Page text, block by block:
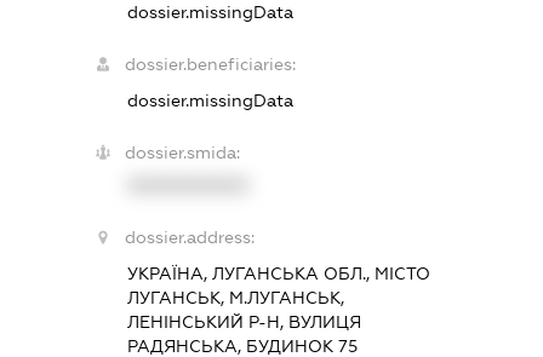
dossier.missingData
dossier.beneficiaries:
dossier.missingData
dossier.smida:
dossier.address:
УКРАЇНА, ЛУГАНСЬКА ОБЛ., МІСТО
ЛУГАНСЬК, М.ЛУГАНСЬК,
ЛЕНІНСЬКИЙ Р-Н, ВУЛИЦЯ
РАДЯНСЬКА, БУДИНОК 75